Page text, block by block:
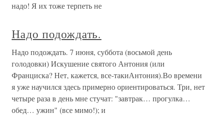
надо! Я их тоже терпеть не
Надо подождать.
Надо подождать. 7 июня, суббота (восьмой день
голодовки) Искушение святого Антония (или
Франциска? Нет, кажется, все-такиАнтония).Во времени
я уже научился здесь примерно ориентироваться. Три, нет
четыре раза в день мне стучат: "завтрак… прогулка…
обед… ужин" (все мимо!); и